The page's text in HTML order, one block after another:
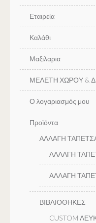
Εταιρεία
Καλάθι
Μαξιλαρια
ΜΕΛΕΤΗ ΧΩΡΟΥ &
Ο λογαριασμός μου
Προϊόντα
ΑΛΛΑΓΗ
ΑΛΛΑΓΗ
ΑΛΛΑΓΗ
ΒΙΒΛΙΟΘΗΚΕΣ
CUSTOM